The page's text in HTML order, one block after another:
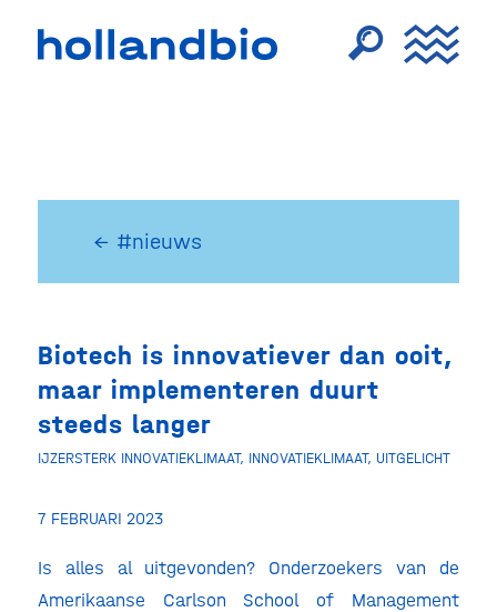
← #nieuws
Biotech is innovatiever dan ooit,
maar implementeren duurt
steeds langer
IJZERSTERK INNOVATIEKLIMAAT, INNOVATIEKLIMAAT, UITGELICHT
7 FEBRUARI 2023
Is alles al uitgevonden? Onderzoekers van de
Amerikaanse Carlson School of Management